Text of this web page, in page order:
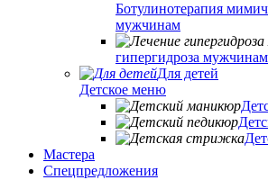
Ботулинотерапия
мужчинам
гипергидроза мужчинам
Для детей
Детское меню
Мастера
Спецпредложения